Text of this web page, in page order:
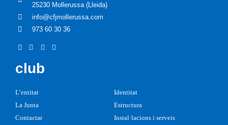
25230 Mollerussa (Lleida)
info@cfjmollerussa.com
973 60 30 36
club
L’entitat
Identitat
La Junta
Estructura
Contactar
Instal·lacions i serveis